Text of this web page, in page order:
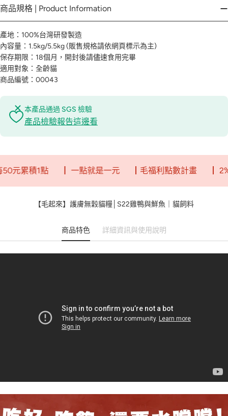
商品規格 | Product Information
產地：100%台灣研發製造
內容量：1.5kg/5.5kg (販售規格請依網頁標示為主)
保存期限：18個月，開封後請儘速食用完畢
適用對象：全齡貓
商品編號：00043
本產品通過 SGS 檢驗
產品檢驗報告這邊看
┃ 一點就是一元 ┃毛福利點數計畫 ┃ 2%回饋無上
【毛起來】護膚無穀貓糧│S22雞鴨與鮮魚｜貓飼料
商品特色 詳細資訊與使用說明